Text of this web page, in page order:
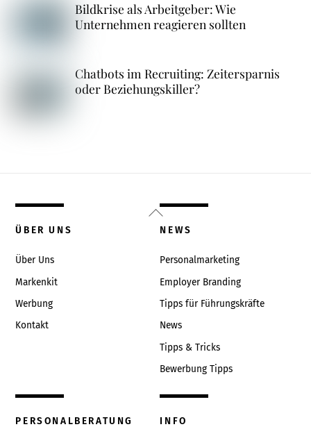
Bildkrise als Arbeitgeber: Wie
Unternehmen reagieren sollten
Chatbots im Recruiting: Zeitersparnis
oder Beziehungskiller?
Back
To
ÜBER UNS
Über Uns
Markenkit
Werbung
Kontakt
NEWS
Personalmarketing
Employer Branding
Tipps für Führungskräfte
News
Tipps & Tricks
Bewerbung Tipps
PERSONALBERATUNG INFO